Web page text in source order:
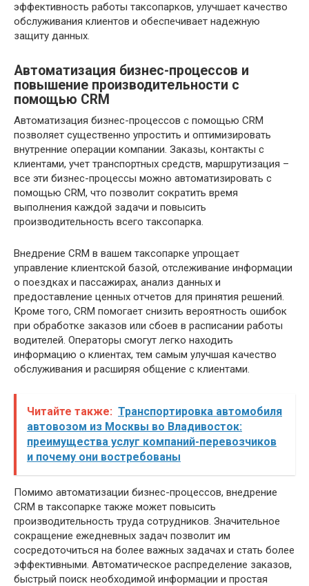
эффективность работы таксопарков, улучшает качество
обслуживания клиентов и обеспечивает надежную
защиту данных.
Автоматизация бизнес-процессов и
повышение производительности с
помощью CRM
Автоматизация бизнес-процессов с помощью CRM
позволяет существенно упростить и оптимизировать
внутренние операции компании. Заказы, контакты с
клиентами, учет транспортных средств, маршрутизация –
все эти бизнес-процессы можно автоматизировать с
помощью CRM, что позволит сократить время
выполнения каждой задачи и повысить
производительность всего таксопарка.
Внедрение CRM в вашем таксопарке упрощает
управление клиентской базой, отслеживание информации
о поездках и пассажирах, анализ данных и
предоставление ценных отчетов для принятия решений.
Кроме того, CRM помогает снизить вероятность ошибок
при обработке заказов или сбоев в расписании работы
водителей. Операторы смогут легко находить
информацию о клиентах, тем самым улучшая качество
обслуживания и расширяя общение с клиентами.
Читайте также: Транспортировка автомобиля
автовозом из Москвы во Владивосток:
преимущества услуг компаний-перевозчиков
и почему они востребованы
Помимо автоматизации бизнес-процессов, внедрение
CRM в таксопарке также может повысить
производительность труда сотрудников. Значительное
сокращение ежедневных задач позволит им
сосредоточиться на более важных задачах и стать более
эффективными. Автоматическое распределение заказов,
быстрый поиск необходимой информации и простая